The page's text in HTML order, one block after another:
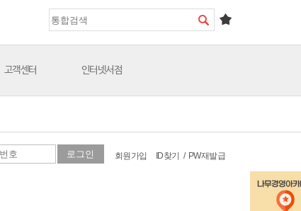
고객센터 인터넷서점
회원가입 ID찾기 / PW재발급